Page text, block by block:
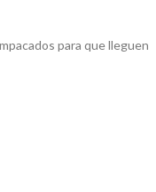
para que lleguen